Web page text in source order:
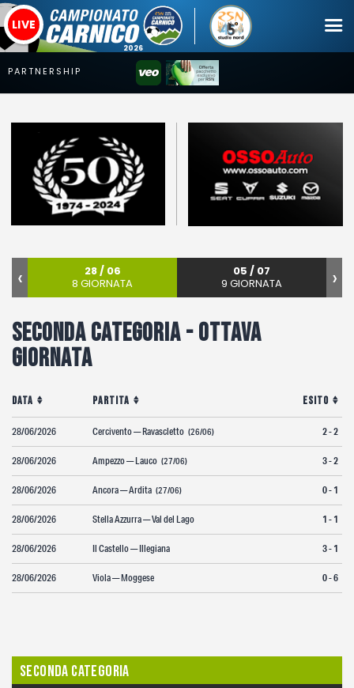
LIVE
Coppa
Squadre
Calendari
News
Mercato
Erreà Cup
Video
28 / 06
8 GIORNATA
05 / 07
9 GIORNATA
‹ ›
Seconda categoria - Ottava
Giornata
Data Partita Esito
28/06/2026 Cercivento — Ravascletto (26/06) 2 - 2
28/06/2026 Ampezzo — Lauco (27/06) 3 - 2
28/06/2026 Ancora — Ardita (27/06) 0 - 1
28/06/2026 Stella Azzurra — Val del Lago 1 - 1
28/06/2026 Il Castello — Illegiana 3 - 1
28/06/2026 Viola — Moggese 0 - 6
Seconda Categoria